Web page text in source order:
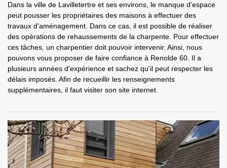
Dans la ville de Lavilletertre et ses environs, le manque d'espace
peut pousser les propriétaires des maisons à effectuer des
travaux d'aménagement. Dans ce cas, il est possible de réaliser
des opérations de rehaussements de la charpente. Pour effectuer
ces tâches, un charpentier doit pouvoir intervenir. Ainsi, nous
pouvons vous proposer de faire confiance à Renolde 60. Il a
plusieurs années d'expérience et sachez qu'il peut respecter les
délais imposés. Afin de recueillir les renseignements
supplémentaires, il faut visiter son site internet.